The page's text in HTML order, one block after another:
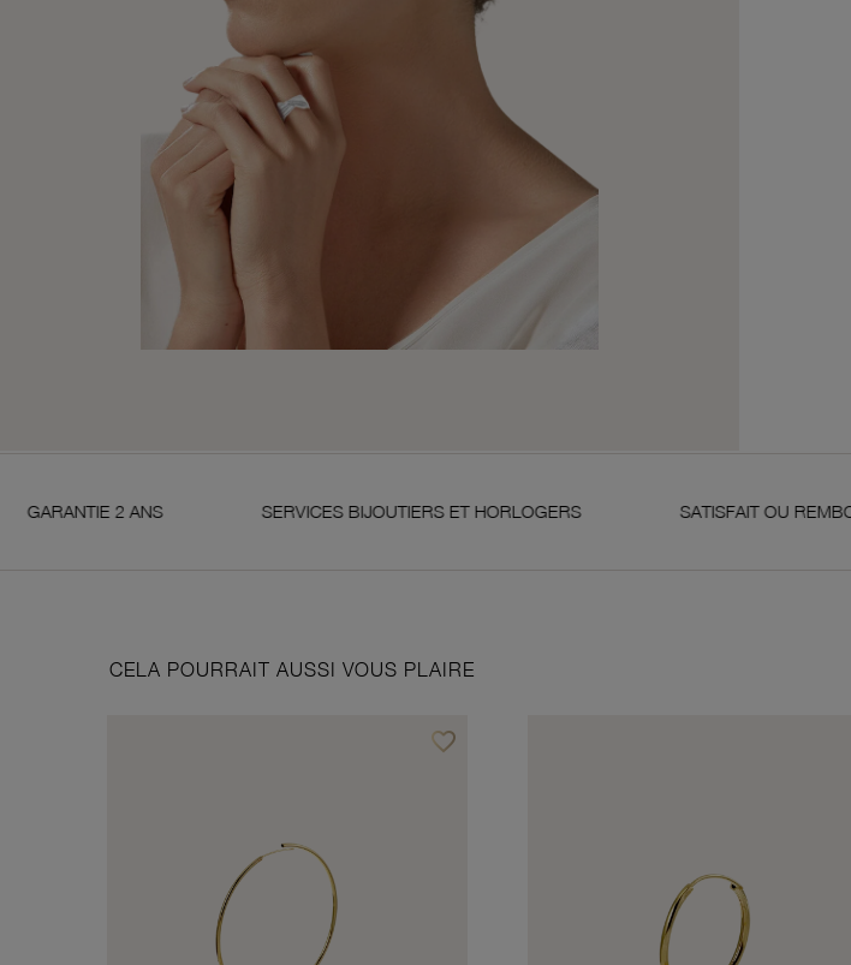
2 ANS SERVICES BIJOUTIERS ET HORLOGERS SATISFAIT OU REMBOURSÉ
CELA POURRAIT AUSSI VOUS PLAIRE
favorite_borderAjouter à vos favoris